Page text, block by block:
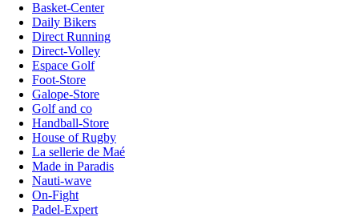
Basket-Center
Daily Bikers
Direct Running
Direct-Volley
Espace Golf
Foot-Store
Galope-Store
Golf and co
Handball-Store
House of Rugby
La sellerie de Maé
Made in Paradis
Nauti-wave
On-Fight
Padel-Expert